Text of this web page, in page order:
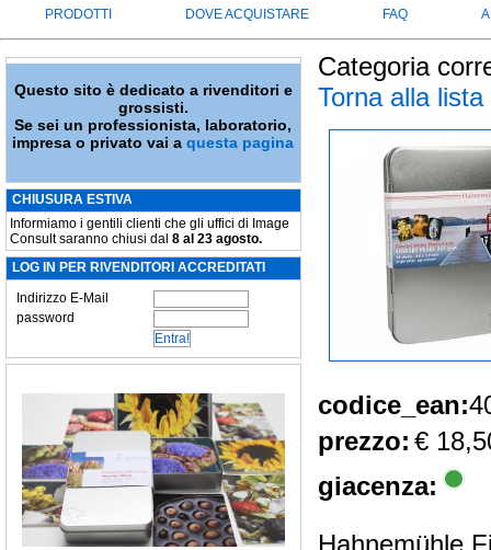
PRODOTTI DOVE ACQUISTARE FAQ
Questo sito è dedicato a rivenditori e
grossisti.
Se sei un professionista, laboratorio,
impresa o privato vai aquesta pagina
CHIUSURA ESTIVA
Informiamo i gentili clienti che gli uffici di Image
Consult saranno chiusi dal 8 al 23 agosto.
LOG IN PER RIVENDITORI ACCREDITATI
Indirizzo E-Mail
password
Categoria
Torna alla lista
codice_ean:
prezzo: €
giacenza:
Hahnemühle